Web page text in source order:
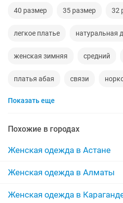
40 размер 35 размер 32
легкое платье натуральная
женская зимняя средний
платья абая связи
пальто 46 размер
в связи с закрытием т 150
одежды хорошем новые
куртка 42 44 размер зимн
Показать еще
Похожие в городах
Женская одежда в Астане
Женская одежда в Алматы
Женская одежда в